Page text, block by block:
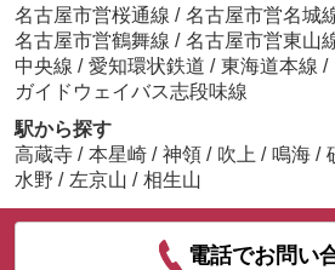
名古屋市営桜通線 / 名古屋市営名城
名古屋市営鶴舞線 / 名古屋市営東山
中央線 / 愛知環状鉄道 / 東海道本線 /
ガイドウェイバス志段味線
駅から探す
高蔵寺 / 本星崎 / 神領 / 吹上 / 鳴海 /
水野 / 左京山 / 相生山
電話でお問い